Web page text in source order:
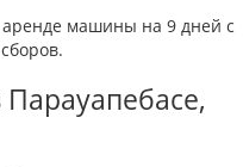
машины на 9 дней с